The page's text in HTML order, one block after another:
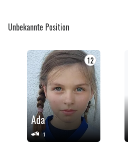
Unbekannte Position
12
Ada
1